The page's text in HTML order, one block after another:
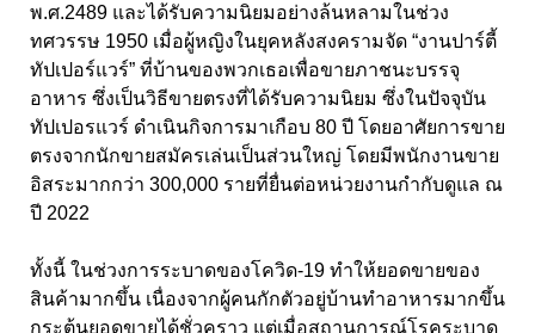
พ.ศ.2489 และได้รับความนิยมอย่างล้นหลามในช่วง
ทศวรรษ 1950 เมื่อผู้หญิงในยุคหลังสงครามจัด “งานปาร์ตี้
ทัปเปอร์แวร์” ที่บ้านของพวกเธอเพื่อขายภาชนะบรรจุ
อาหาร ซึ่งเป็นวิธีขายตรงที่ได้รับความนิยม ซึ่งในปัจจุบัน
ทัปเปอรแวร์ ดำเนินกิจการมาเกือบ 80 ปี โดยอาศัยการขาย
ตรงจากนักขายสมัครเล่นเป็นส่วนใหญ่ โดยมีพนักงานขาย
อิสระมากกว่า 300,000 รายที่ยื่นต่อหน่วยงานกำกับดูแล ณ
ปี 2022
ทั้งนี้ ในช่วงการระบาดของโควิด-19 ทำให้ยอดขายของ
สินค้ามากขึ้น เนื่องจากผู้คนกักตัวอยู่บ้านทำอาหารมากขึ้น
กระตุ้นยอดขายได้ชั่วคราว แต่เมื่อสถานการณ์โรคระบาด